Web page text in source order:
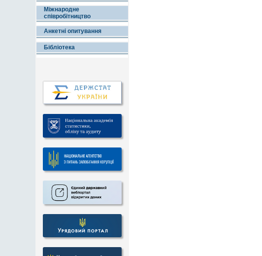
Міжнародне
співробітництво
Анкетні опитування
Бібліотека